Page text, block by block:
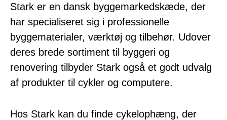
Stark er en dansk byggemarkedskæde, der
har specialiseret sig i professionelle
byggematerialer, værktøj og tilbehør. Udover
deres brede sortiment til byggeri og
renovering tilbyder Stark også et godt udvalg
af produkter til cykler og computere.
Hos Stark kan du finde cykelophæng, der